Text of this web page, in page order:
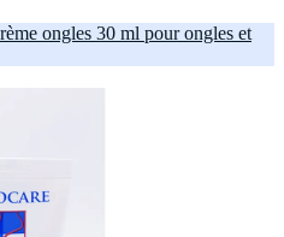
ongles 30 ml pour ongles et